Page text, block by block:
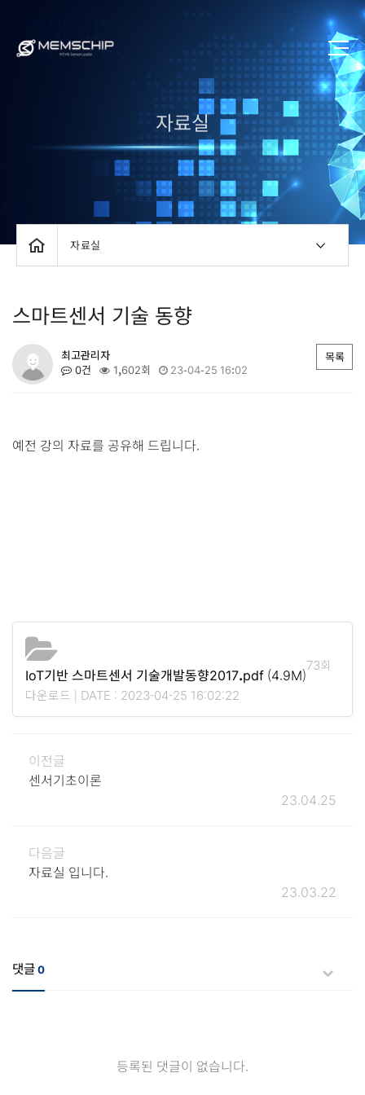
자료실
자료실
스마트센서 기술 동향
최고관리자
0건 1,602회 23-04-25 16:02
목록
예전 강의 자료를 공유해 드립니다.
IoT기반 스마트센서 기술개발동향2017.pdf(4.9M)73회
다운로드 | DATE : 2023-04-25 16:02:22
이전글
센서기초이론
23.04.25
다음글
자료실 입니다.
23.03.22
댓글0
등록된 댓글이 없습니다.